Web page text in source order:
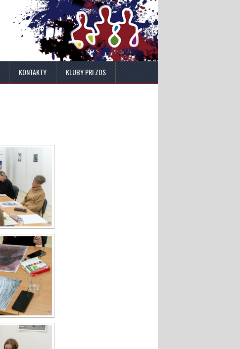
KONTAKTY KLUBY PRI ZOS